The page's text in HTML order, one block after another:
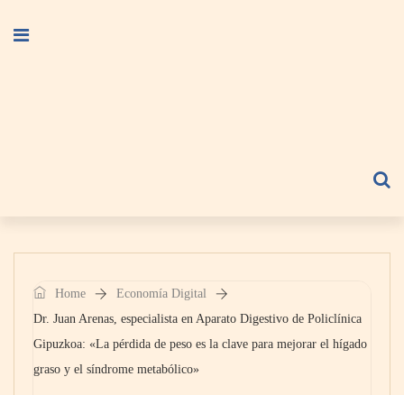
Home
Economía Digital
Dr. Juan Arenas, especialista en Aparato Digestivo de Policlínica
Gipuzkoa: «La pérdida de peso es la clave para mejorar el hígado
graso y el síndrome metabólico»